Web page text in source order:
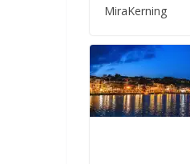
MiraKerning